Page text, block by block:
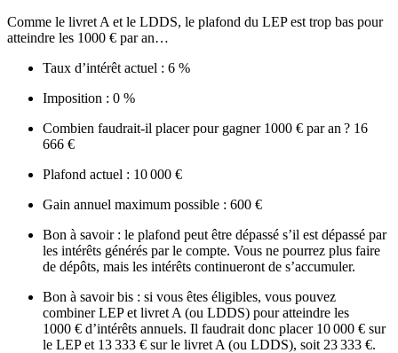
Comme le livret A et le LDDS, le plafond du LEP est trop bas pour
atteindre les 1000 € par an…
Taux d’intérêt actuel : 6 %
Imposition : 0 %
Combien faudrait-il placer pour gagner 1000 € par an ? 16
666 €
Plafond actuel : 10 000 €
Gain annuel maximum possible : 600 €
Bon à savoir : le plafond peut être dépassé s’il est dépassé par
les intérêts générés par le compte. Vous ne pourrez plus faire
de dépôts, mais les intérêts continueront de s’accumuler.
Bon à savoir bis : si vous êtes éligibles, vous pouvez
combiner LEP et livret A (ou LDDS) pour atteindre les
1000 € d’intérêts annuels. Il faudrait donc placer 10 000 € sur
le LEP et 13 333 € sur le livret A (ou LDDS), soit 23 333 €.